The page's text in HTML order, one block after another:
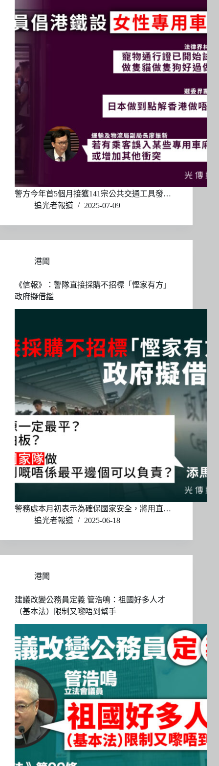
警方今年首5個月接獲141宗公共交通工具發…
追光者報道
2025-07-09
港聞
《信報》：警隊直接採購不招標「慳家有方」
政府擬借鑑
警務處本月初表示為確保國家安全，將用直…
追光者報道
2025-06-18
港聞
建議改變公務員定義 管浩鳴：祖國好多人才
（基本法）限制又嚟唔到幫手